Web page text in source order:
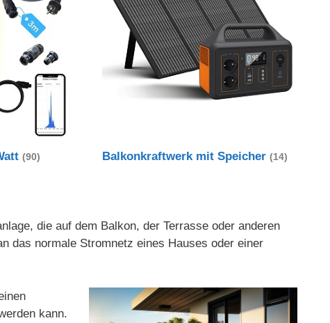
(90) Balkonkraftwerk mit Speicher(14)
die auf dem Balkon, der Terrasse oder anderen
das normale Stromnetz eines Hauses oder einer
kann.